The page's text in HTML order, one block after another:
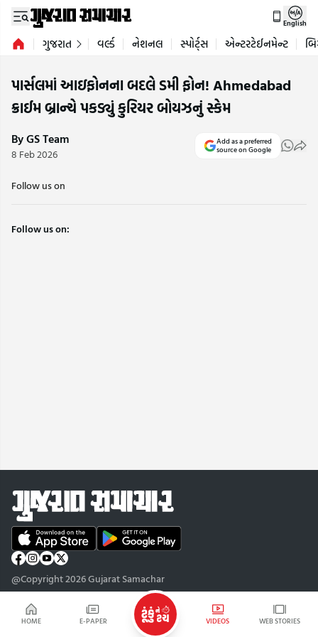
HOME E-PAPER VIDEOS WEB STORIES
English
ગુજરાત વર્લ્ડ નેશનલ સ્પોર્ટ્સ એન્ટરટેઈનમેન્ટ
પાર્સલમાં આઇફોનના બદલે ડમી ફોન! Ahmedabad
ક્રાઈમ બ્રાન્ચે પકડ્યું કુરિયર બોયઝનું સ્કેમ
By GS Team
8 Feb 2026
Add as a preferred
source on Google
Follow us on
Follow us on:
@Copyright 2026 Gujarat Samachar